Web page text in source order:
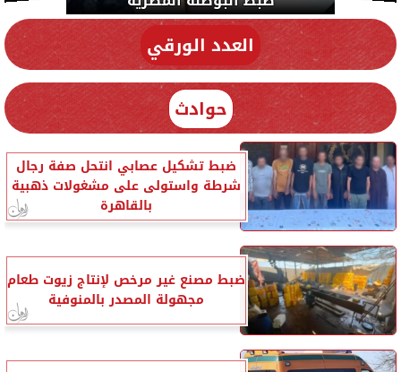
العدد الورقي
حوادث
ضبط تشكيل عصابي انتحل صفة رجال
شرطة واستولى على مشغولات ذهبية
بالقاهرة
ضبط مصنع غير مرخص لإنتاج زيوت طعام
مجهولة المصدر بالمنوفية